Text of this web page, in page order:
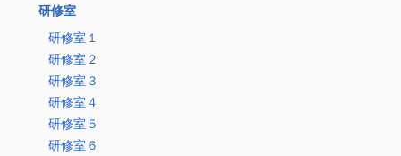
研修室
研修室１
研修室２
研修室３
研修室４
研修室５
研修室６